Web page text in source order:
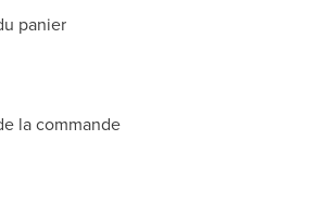
panier
la commande